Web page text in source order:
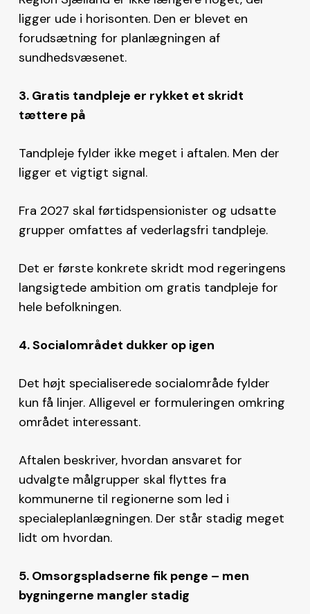
ligger ude i horisonten. Den er blevet en
forudsætning for planlægningen af
sundhedsvæsenet.
3. Gratis tandpleje er rykket et skridt
tættere på
Tandpleje fylder ikke meget i aftalen. Men der
ligger et vigtigt signal.
Fra 2027 skal førtidspensionister og udsatte
grupper omfattes af vederlagsfri tandpleje.
Det er første konkrete skridt mod regeringens
langsigtede ambition om gratis tandpleje for
hele befolkningen.
4. Socialområdet dukker op igen
Det højt specialiserede socialområde fylder
kun få linjer. Alligevel er formuleringen omkring
området interessant.
Aftalen beskriver, hvordan ansvaret for
udvalgte målgrupper skal flyttes fra
kommunerne til regionerne som led i
specialeplanlægningen. Der står stadig meget
lidt om hvordan.
5. Omsorgspladserne fik penge – men
bygningerne mangler stadig